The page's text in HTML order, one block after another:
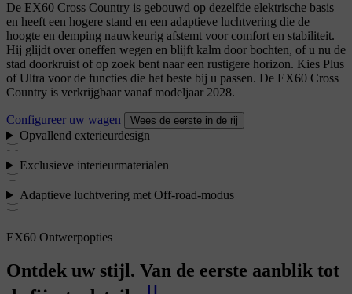
De EX60 Cross Country is gebouwd op dezelfde elektrische basis
en heeft een hogere stand en een adaptieve luchtvering die de
hoogte en demping nauwkeurig afstemt voor comfort en stabiliteit.
Hij glijdt over oneffen wegen en blijft kalm door bochten, of u nu de
stad doorkruist of op zoek bent naar een rustigere horizon. Kies Plus
of Ultra voor de functies die het beste bij u passen. De EX60 Cross
Country is verkrijgbaar vanaf modeljaar 2028.
Configureer uw wagen Wees de eerste in de rij
Opvallend exterieurdesign
Exclusieve interieurmaterialen
Adaptieve luchtvering met Off-road-modus
EX60 Ontwerpopties
Ontdek uw stijl. Van de eerste aanblik tot
[]